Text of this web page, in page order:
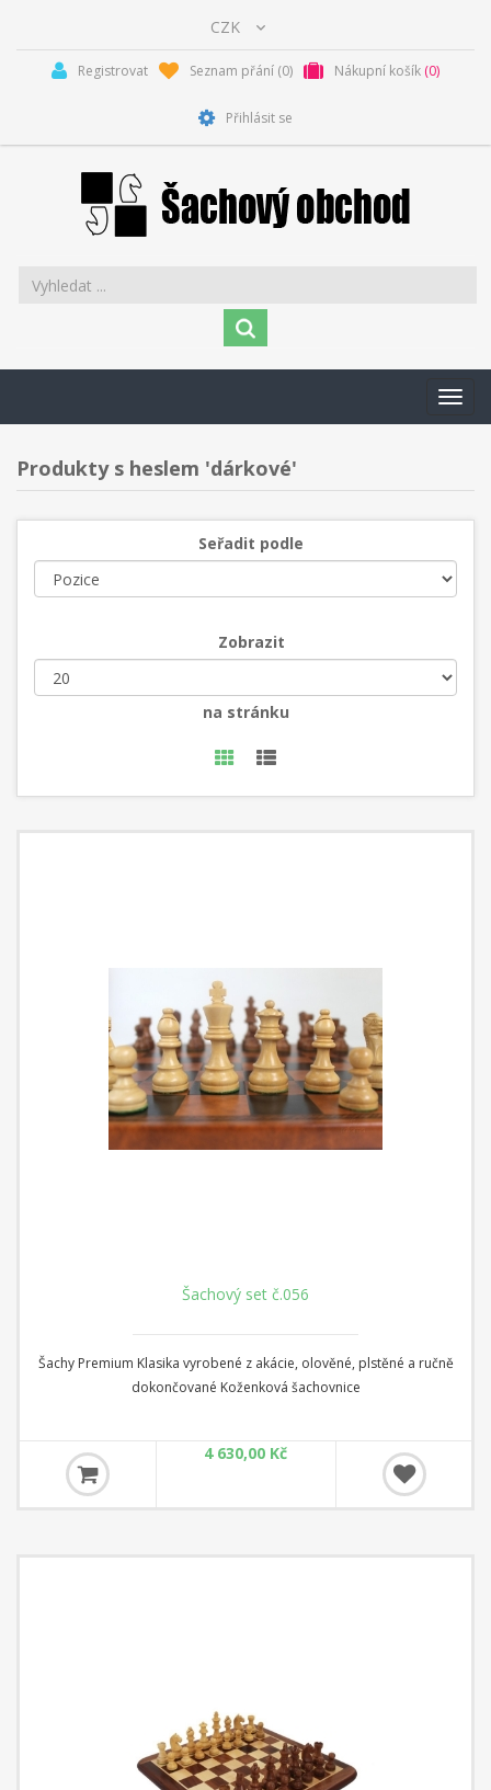
Registrovat Seznam přání (0) Nákupní košík (0)
Přihlásit se
Produkty s heslem 'dárkové'
Seřadit podle
Zobrazit
na stránku
Šachový set č.056
Šachy Premium Klasika vyrobené z akácie, olověné, plstěné a ručně
dokončované Koženková šachovnice
4 630,00 Kč